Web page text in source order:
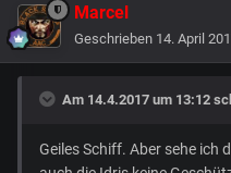
Marcel
Geschrieben 14. April
Am 14.4.2017 um 13:12
Geiles Schiff. Aber sehe ich